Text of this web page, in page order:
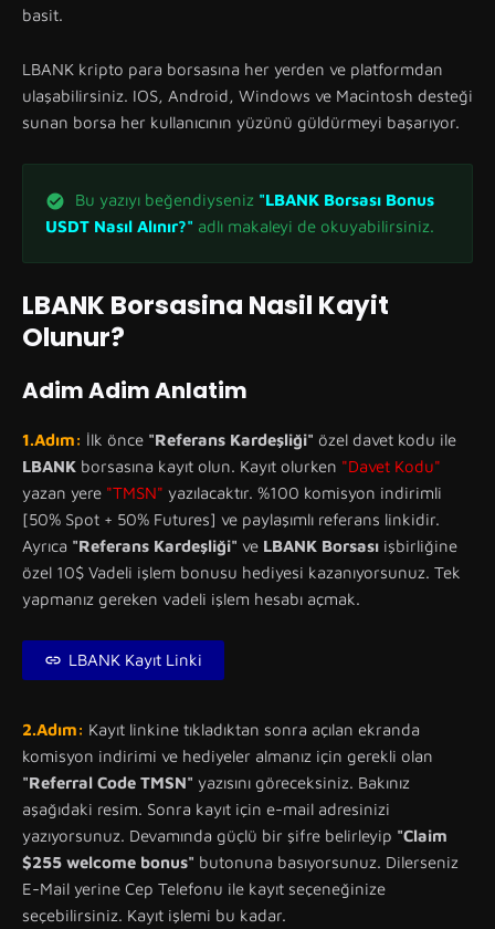
basit.
LBANK kripto para borsasına her yerden ve platformdan
ulaşabilirsiniz. IOS, Android, Windows ve Macintosh desteği
sunan borsa her kullanıcının yüzünü güldürmeyi başarıyor.
Bu yazıyı beğendiyseniz "LBANK Borsası Bonus
USDT Nasıl Alınır?" adlı makaleyi de okuyabilirsiniz.
LBANK Borsasina Nasil Kayit
Olunur?
Adim Adim Anlatim
1.Adım: İlk önce "Referans Kardeşliği" özel davet kodu ile
LBANK borsasına kayıt olun. Kayıt olurken "Davet Kodu"
yazan yere "TMSN" yazılacaktır. %100 komisyon indirimli
[50% Spot + 50% Futures] ve paylaşımlı referans linkidir.
Ayrıca "Referans Kardeşliği" ve LBANK Borsası işbirliğine
özel 10$ Vadeli işlem bonusu hediyesi kazanıyorsunuz. Tek
yapmanız gereken vadeli işlem hesabı açmak.
LBANK Kayıt Linki
2.Adım: Kayıt linkine tıkladıktan sonra açılan ekranda
komisyon indirimi ve hediyeler almanız için gerekli olan
"Referral Code TMSN" yazısını göreceksiniz. Bakınız
aşağıdaki resim. Sonra kayıt için e-mail adresinizi
yazıyorsunuz. Devamında güçlü bir şifre belirleyip "Claim
$255 welcome bonus" butonuna basıyorsunuz. Dilerseniz
E-Mail yerine Cep Telefonu ile kayıt seçeneğinize
seçebilirsiniz. Kayıt işlemi bu kadar.